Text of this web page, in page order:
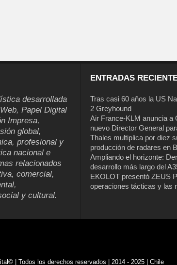
desarrollada
Papel Digital
Impresa,
global,
profesional y
nacional e
relacionados
comercial,
y cultural.
ENTRADAS
Tras casi 60 años la US
2 Greyhound
Air France-KLM anuncia a
nuevo Director General
Thales multiplica por diez
producción de radares en
Ampliando el horizonte:
desarrollo más largo del
EKOLOT presentó ZEUS
operaciones tácticas y las
| Todos los derechos reservados | 2014 - 2025 | Chile